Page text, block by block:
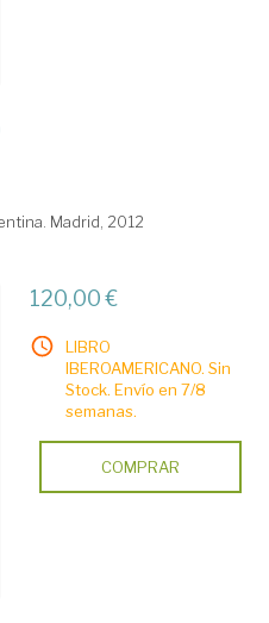
Madrid, 2012
120,00 €
LIBRO
IBEROAMERICANO. Sin
Stock. Envío en 7/8
semanas.
COMPRAR